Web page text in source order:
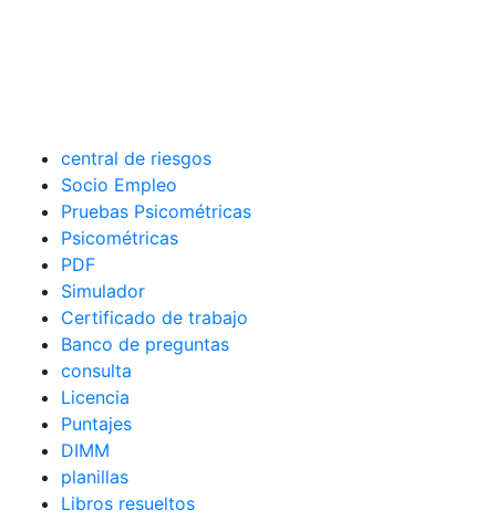
central de riesgos
Socio Empleo
Pruebas Psicométricas
Psicométricas
PDF
Simulador
Certificado de trabajo
Banco de preguntas
consulta
Licencia
Puntajes
DIMM
planillas
Libros resueltos